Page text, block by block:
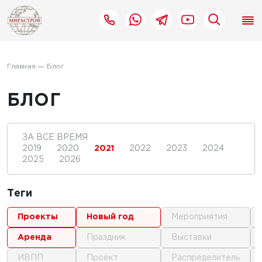
Главная Блог
БЛОГ
ЗА ВСЕ ВРЕМЯ
2019
2020 2021 2022 2023
2024
2025
2026
Теги
проекты
аренда
ИВПП
новый год
праздник
проект
мероприятия
выставки
распределитель